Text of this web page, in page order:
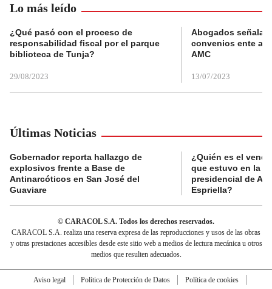
Lo más leído
¿Qué pasó con el proceso de
responsabilidad fiscal por el parque
biblioteca de Tunja?
29/08/2023
Abogados
convenios ente
AMC
13/07/2023
Últimas Noticias
Gobernador reporta hallazgo de
explosivos frente a Base de
Antinarcóticos en San José del
Guaviare
¿Quién es el
que estuvo en la
presidencial de
Espriella?
© CARACOL S.A. Todos los derechos reservados.
CARACOL S.A. realiza una reserva expresa de las reproducciones y usos de las obras
y otras prestaciones accesibles desde este sitio web a medios de lectura mecánica u otros
medios que resulten adecuados.
Aviso legal Política de Protección de Datos
Política de cookies